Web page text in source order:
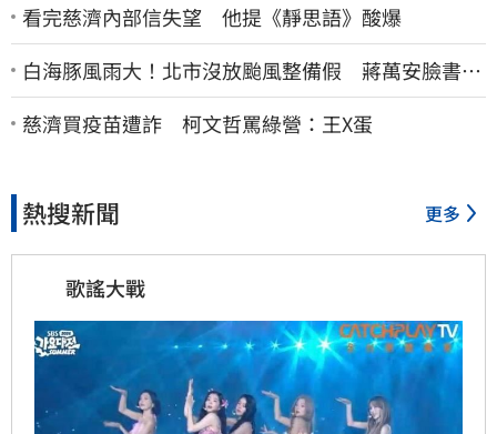
看完慈濟內部信失望 他提《靜思語》酸爆
白海豚風雨大！北市沒放颱風整備假 蔣萬安臉書遭
網友灌爆：標準在哪？
慈濟買疫苗遭詐 柯文哲罵綠營：王X蛋
熱搜新聞 更多
歌謠大戰